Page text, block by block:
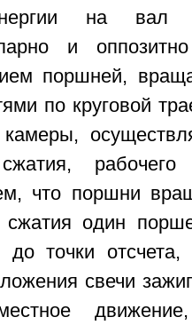
на вал
и
поршней,
по круговой
что поршни
сжатия один
точки отсчета,
свечи